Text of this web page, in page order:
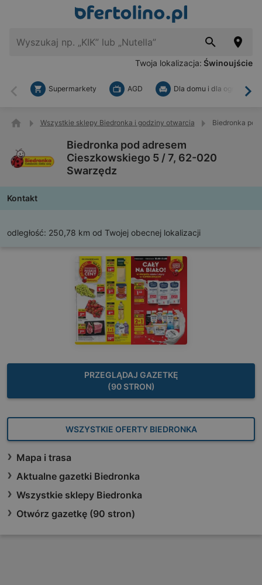
Twoja lokalizacja: Świnoujście
Wstecz
Supermarkety AGD Dla domu i dla ogrodu
Wszystkie sklepy Biedronka i godziny otwarcia Biedronka
Biedronka pod adresem
Cieszkowskiego 5 / 7, 62-020
Swarzędz
Kontakt
odległość: 250,78 km od Twojej obecnej lokalizacji
PRZEGLĄDAJ GAZETKĘ
(90 STRON)
WSZYSTKIE OFERTY BIEDRONKA
Mapa i trasa
Aktualne gazetki Biedronka
Wszystkie sklepy Biedronka
Otwórz gazetkę (90 stron)